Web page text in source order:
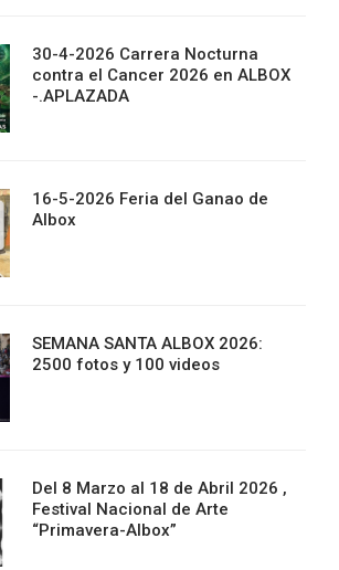
30-4-2026 Carrera Nocturna
contra el Cancer 2026 en ALBOX
-.APLAZADA
16-5-2026 Feria del Ganao de
Albox
SEMANA SANTA ALBOX 2026:
2500 fotos y 100 videos
Del 8 Marzo al 18 de Abril 2026 ,
Festival Nacional de Arte
“Primavera-Albox”